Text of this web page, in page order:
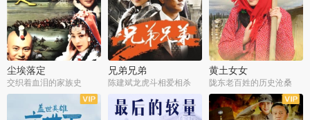
尘埃落定
交织着血泪的家族史
兄弟兄弟
陈建斌龙虎斗相爱相杀
黄土女女
陇东老百姓的历史沧桑
全36集
全28集 全44集